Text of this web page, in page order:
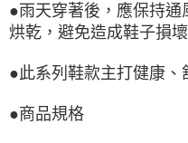
●雨天穿著後，應保持
烘乾，避免造成鞋子損壞
●此系列鞋款主打健康、
●商品規格